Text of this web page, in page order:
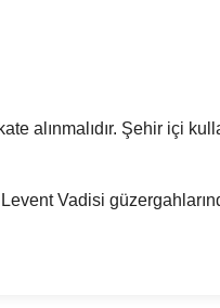
alınmalıdır. Şehir içi
Vadisi